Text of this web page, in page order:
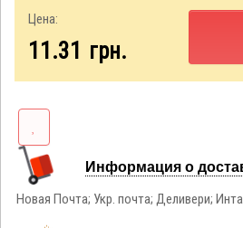
Цена:
11.31 грн.
Информация о
Новая Почта; Укр. почта; Деливери;